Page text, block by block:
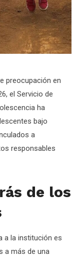
preocupación en
el Servicio de
ha
bajo
a
responsables
de los
a la institución es
a más de una